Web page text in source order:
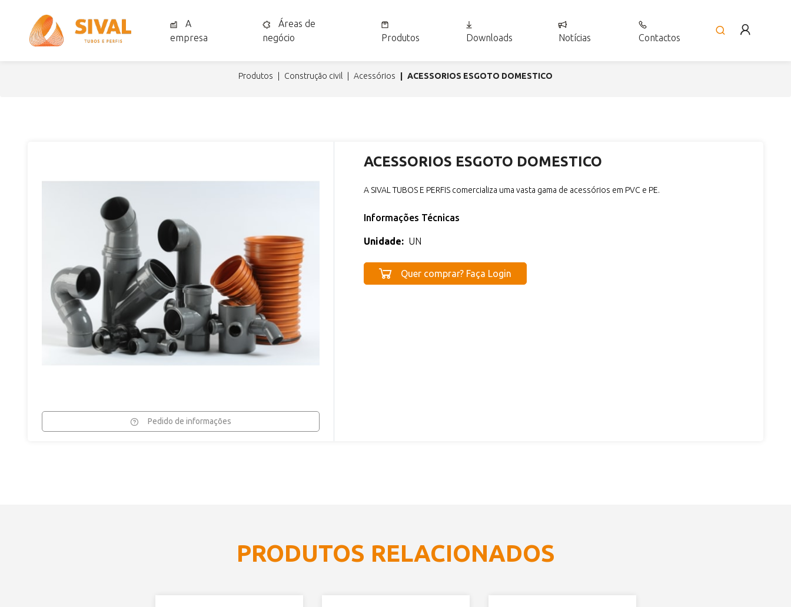
A
empresa
Áreas de
negócio
Produtos Downloads Notícias Contactos
produtos construção civil acessórios ACESSORIOS ESGOTO DOMESTICO
Pedido de informações
ACESSORIOS ESGOTO DOMESTICO
A SIVAL TUBOS E PERFIS comercializa uma vasta gama de acessórios em PVC e PE.
Informações Técnicas
Unidade: UN
Quer comprar? Faça Login
PRODUTOS RELACIONADOS